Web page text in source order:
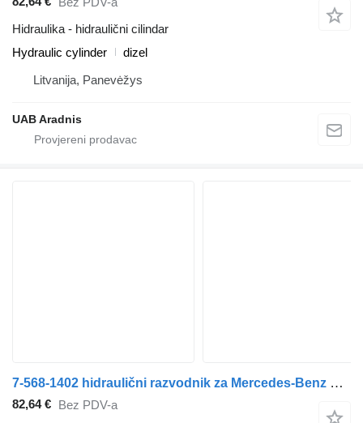
Hidraulika - hidraulični cilindar
Hydraulic cylinder
dizel
Litvanija, Panevėžys
UAB Aradnis
7-568-1402 hidraulični razvodnik za Mercedes-Benz LK/LN2 kamiona
82,64 €
Bez PDV-a